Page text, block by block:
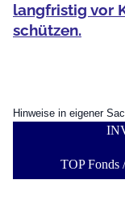
langfristig vor
schützen.
Hinweise in eigener
TOP Fonds